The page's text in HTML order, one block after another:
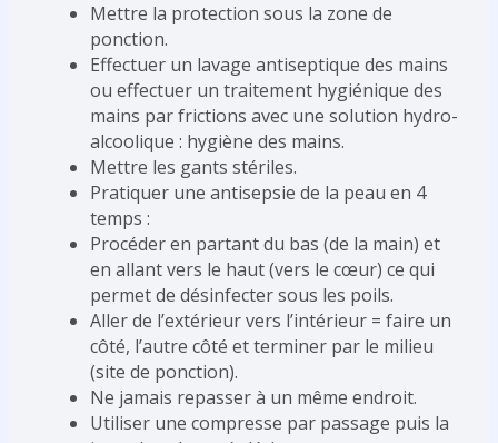
Mettre la protection sous la zone de
ponction.
Effectuer un lavage antiseptique des mains
ou effectuer un traitement hygiénique des
mains par frictions avec une solution hydro-
alcoolique : hygiène des mains.
Mettre les gants stériles.
Pratiquer une antisepsie de la peau en 4
temps :
Procéder en partant du bas (de la main) et
en allant vers le haut (vers le cœur) ce qui
permet de désinfecter sous les poils.
Aller de l’extérieur vers l’intérieur = faire un
côté, l’autre côté et terminer par le milieu
(site de ponction).
Ne jamais repasser à un même endroit.
Utiliser une compresse par passage puis la